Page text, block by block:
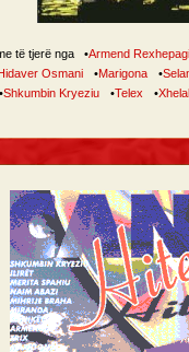
të tjerë nga •Armend
Osmani •Marigona •
•Shkumbin Kryeziu •Telex •